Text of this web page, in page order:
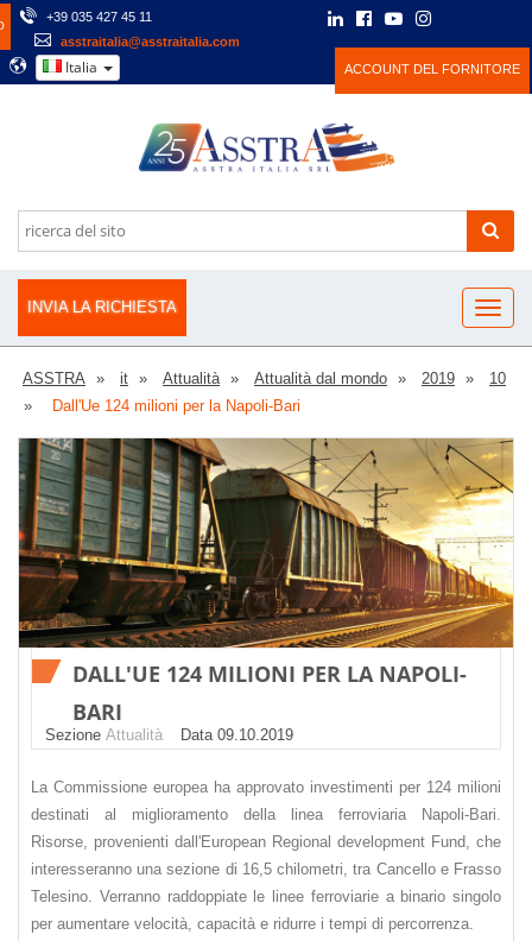
+39 035 427 45 11
asstraitalia@asstraitalia.com
Italia ACCOUNT DEL FORNITORE
INVIA LA RICHIESTA
ASSTRA it Attualità Attualità dal mondo 2019
10
Dall'Ue 124 milioni per la Napoli-Bari
DALL'UE 124 MILIONI PER LA NAPOLI-
BARI
Sezione Attualità Datа 09.10.2019
La Commissione europea ha approvato investimenti per 124 milioni
destinati al miglioramento della linea ferroviaria Napoli-Bari.
Risorse, provenienti dall'European Regional development Fund, che
interesseranno una sezione di 16,5 chilometri, tra Cancello e Frasso
Telesino. Verranno raddoppiate le linee ferroviarie a binario singolo
per aumentare velocità, capacità e ridurre i tempi di percorrenza.